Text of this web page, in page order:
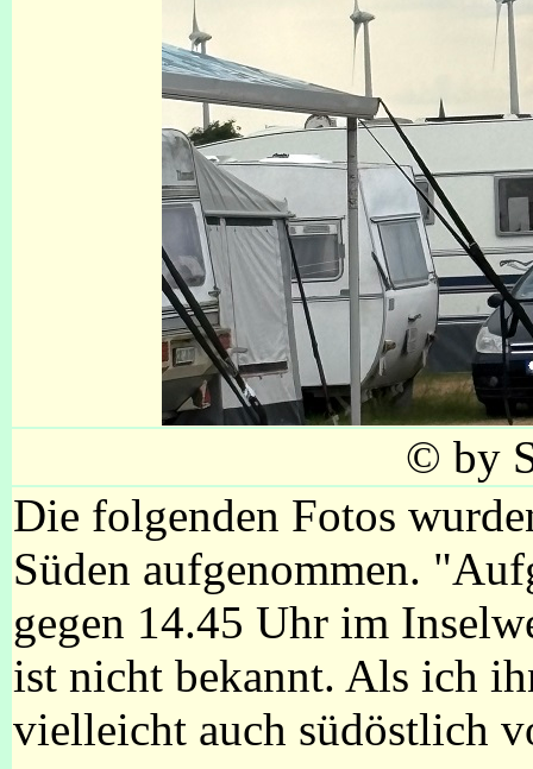
© by
Die folgenden Fotos
Süden aufgenommen.
gegen 14.45 Uhr im
ist nicht bekannt. Als ich
vielleicht auch südöstlich